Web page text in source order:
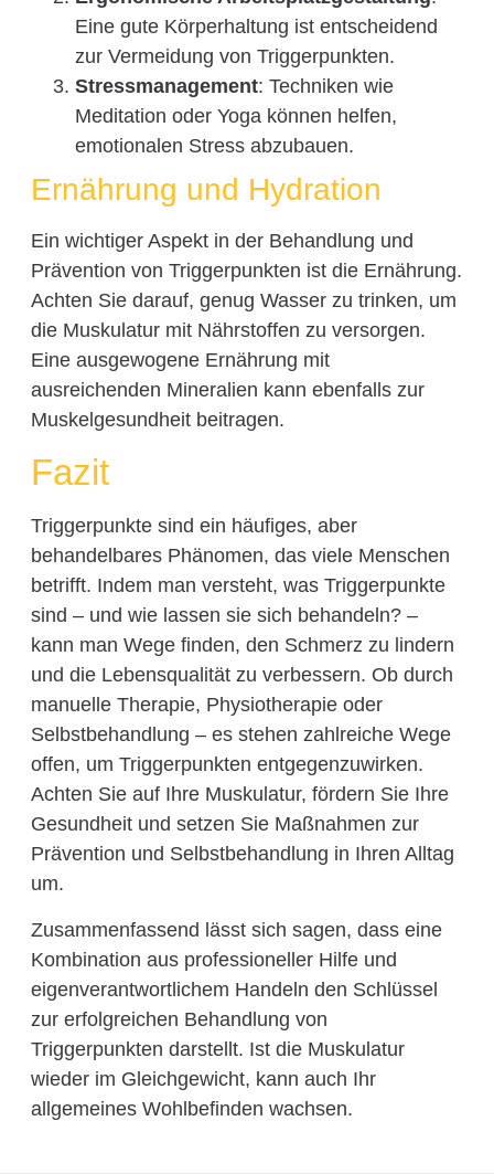
Eine gute Körperhaltung ist entscheidend
zur Vermeidung von Triggerpunkten.
Stressmanagement: Techniken wie
Meditation oder Yoga können helfen,
emotionalen Stress abzubauen.
Ernährung und Hydration
Ein wichtiger Aspekt in der Behandlung und
Prävention von Triggerpunkten ist die Ernährung.
Achten Sie darauf, genug Wasser zu trinken, um
die Muskulatur mit Nährstoffen zu versorgen.
Eine ausgewogene Ernährung mit
ausreichenden Mineralien kann ebenfalls zur
Muskelgesundheit beitragen.
Fazit
Triggerpunkte sind ein häufiges, aber
behandelbares Phänomen, das viele Menschen
betrifft. Indem man versteht, was Triggerpunkte
sind – und wie lassen sie sich behandeln? –
kann man Wege finden, den Schmerz zu lindern
und die Lebensqualität zu verbessern. Ob durch
manuelle Therapie, Physiotherapie oder
Selbstbehandlung – es stehen zahlreiche Wege
offen, um Triggerpunkten entgegenzuwirken.
Achten Sie auf Ihre Muskulatur, fördern Sie Ihre
Gesundheit und setzen Sie Maßnahmen zur
Prävention und Selbstbehandlung in Ihren Alltag
um.
Zusammenfassend lässt sich sagen, dass eine
Kombination aus professioneller Hilfe und
eigenverantwortlichem Handeln den Schlüssel
zur erfolgreichen Behandlung von
Triggerpunkten darstellt. Ist die Muskulatur
wieder im Gleichgewicht, kann auch Ihr
allgemeines Wohlbefinden wachsen.